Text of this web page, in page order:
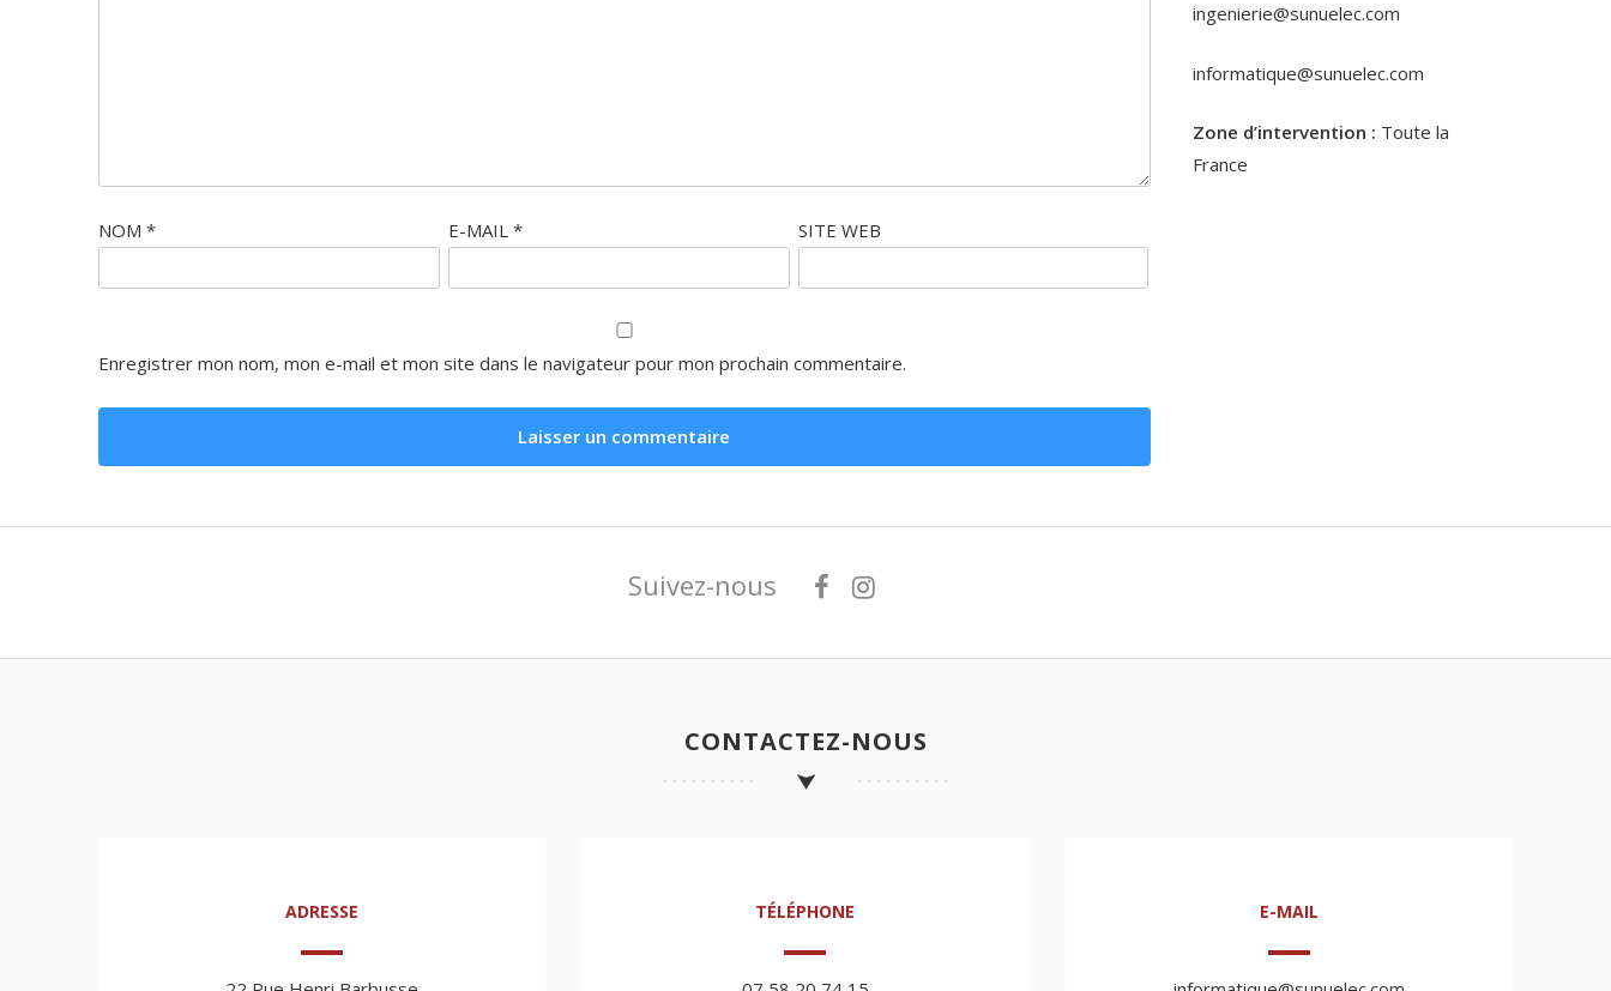
NOM * E-MAIL* SITE WEB
Enregistrer mon nom, mon e-mail et mon site dans le navigateur pour mon prochain commentaire.
ingenierie@sunuelec.com
informatique@sunuelec.com
Zone d’intervention : Toute la
France
Suivez-nous
CONTACTEZ-NOUS
ADRESSE TÉLÉPHONE E-MAIL